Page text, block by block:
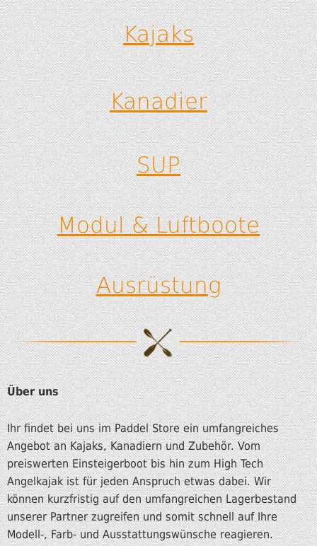
Kajaks
Kanadier
SUP
Modul & Luftboote
Ausrüstung
Über uns
Ihr findet bei uns im Paddel Store ein umfangreiches
Angebot an Kajaks, Kanadiern und Zubehör. Vom
preiswerten Einsteigerboot bis hin zum High Tech
Angelkajak ist für jeden Anspruch etwas dabei. Wir
können kurzfristig auf den umfangreichen Lagerbestand
unserer Partner zugreifen und somit schnell auf Ihre
Modell-, Farb- und Ausstattungswünsche reagieren.